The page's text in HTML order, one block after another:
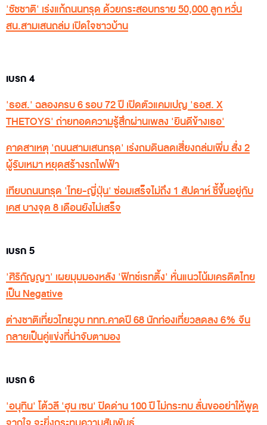
'ชัชชาติ' เร่งแก้ถนนทรุด ด้วยกระสอบทราย 50,000 ลูก หวั่น
สน.สามเสนถล่ม เปิดใจชาวบ้าน
เบรก 4
'ธอส.' ฉลองครบ 6 รอบ 72 ปี เปิดตัวแคมเปญ 'ธอส. X
THETOYS' ถ่ายทอดความรู้สึกผ่านเพลง 'ยินดีข้างเธอ'
คาดสาเหตุ 'ถนนสามเสนทรุด' เร่งถมดินลดเสี่ยงถล่มเพิ่ม สั่ง 2
ผู้รับเหมา หยุดสร้างรถไฟฟ้า
เทียบถนนทรุด 'ไทย-ญี่ปุ่น' ซ่อมเสร็จไม่ถึง 1 สัปดาห์ ชี้ขึ้นอยู่กับ
เคส บางจุด 8 เดือนยังไม่เสร็จ
เบรก 5
'ศิริกัญญา' เผยมุมมองหลัง 'ฟิทช์เรทติ้ง' หั่นแนวโน้มเครดิตไทย
เป็น Negative
ต่างชาติเที่ยวไทยวูบ ททท.คาดปี 68 นักท่องเที่ยวลดลง 6% จีน
กลายเป็นคู่แข่งที่น่าจับตามอง
เบรก 6
'อนุทิน' โต้วลี 'ฮุน เซน' ปิดด่าน 100 ปี ไม่กระทบ ลั่นขออย่าให้พูด